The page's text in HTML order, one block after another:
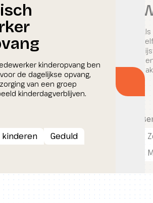
kinderopvang ben
de dagelijkse opvang,
van een groep
kinderdagverblijven.
kinderen
Geduld